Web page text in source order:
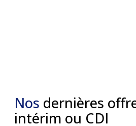
Nos dernières
intérim ou CDI